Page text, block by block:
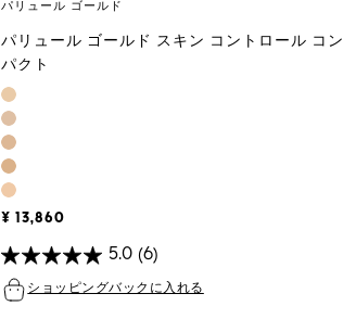
パリュール ゴールド
パリュール ゴールド スキン コントロール コン
パクト
¥ 13,860
5.0 (6)
ショッピングバックに入れる